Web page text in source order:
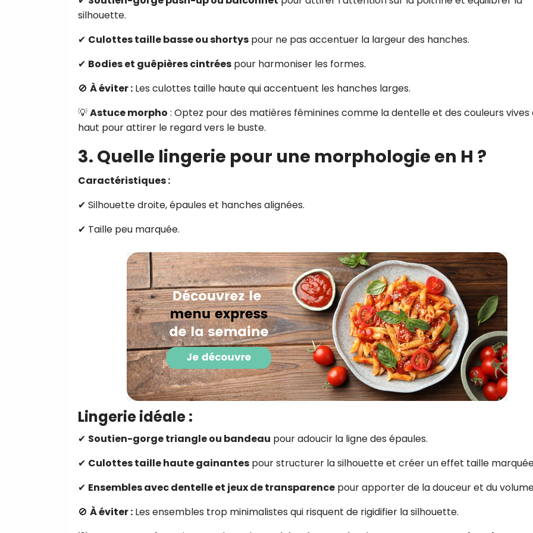
silhouette.
✔ Culottes taille basse ou shortys pour ne pas accentuer la largeur des hanches.
✔ Bodies et guêpières cintrées pour harmoniser les formes.
🚫 À éviter : Les culottes taille haute qui accentuent les hanches larges.
💡Astuce morpho : Optez pour des matières féminines comme la dentelle et des couleurs vives
haut pour attirer le regard vers le buste.
3. Quelle lingerie pour une morphologie en H ?
Caractéristiques :
✔ Silhouette droite, épaules et hanches alignées.
✔ Taille peu marquée.
Lingerie idéale :
✔ Soutien-gorge triangle ou bandeau pour adoucir la ligne des épaules.
✔ Culottes taille haute gainantes pour structurer la silhouette et créer un effet taille
✔ Ensembles avec dentelle et jeux de transparence pour apporter de la douceur et du
🚫 À éviter : Les ensembles trop minimalistes qui risquent de rigidifier la silhouette.